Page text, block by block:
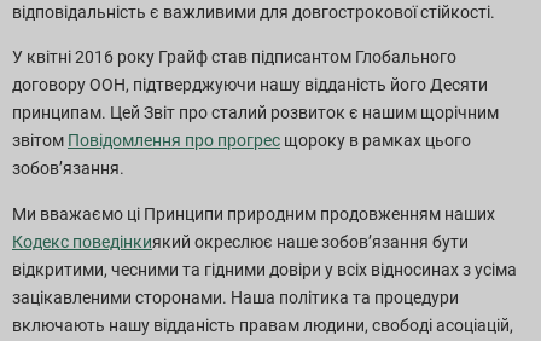
відповідальність є важливими для довгострокової стійкості.
У квітні 2016 року Грайф став підписантом Глобального
договору ООН, підтверджуючи нашу відданість його Десяти
принципам. Цей Звіт про сталий розвиток є нашим щорічним
звітом Повідомлення про прогрес щороку в рамках цього
зобов’язання.
Ми вважаємо ці Принципи природним продовженням наших
Кодекс поведінкиякий окреслює наше зобов’язання бути
відкритими, чесними та гідними довіри у всіх відносинах з усіма
зацікавленими сторонами. Наша політика та процедури
включають нашу відданість правам людини, свободі асоціацій,